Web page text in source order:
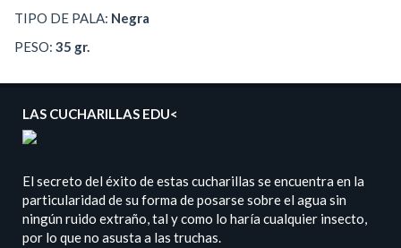
TIPO DE PALA: Negra
PESO: 35 gr.
LAS CUCHARILLAS EDU<
El secreto del éxito de estas cucharillas se encuentra en la
particularidad de su forma de posarse sobre el agua sin
ningún ruido extraño, tal y como lo haría cualquier insecto,
por lo que no asusta a las truchas.